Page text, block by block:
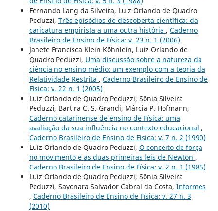
Fernando Lang da Silveira, Luiz Orlando de Quadro
Peduzzi, Três episódios de descoberta científica: da
caricatura empirista a uma outra história , Caderno
Brasileiro de Ensino de Física: v. 23 n. 1 (2006)
Janete Francisca Klein Köhnlein, Luiz Orlando de
Quadro Peduzzi, Uma discussão sobre a natureza da
ciência no ensino médio: um exemplo com a teoria da
Relatividade Restrita , Caderno Brasileiro de Ensino de
Física: v. 22 n. 1 (2005)
Luiz Orlando de Quadro Peduzzi, Sônia Silveira
Peduzzi, Bartira C. S. Grandi, Márcia P. Hofmann,
Caderno catarinense de ensino de Física: uma
avaliação da sua influência no contexto educacional ,
Caderno Brasileiro de Ensino de Física: v. 7 n. 2 (1990)
Luiz Orlando de Quadro Peduzzi, O conceito de força
no movimento e as duas primeiras leis de Newton ,
Caderno Brasileiro de Ensino de Física: v. 2 n. 1 (1985)
Luiz Orlando de Quadro Peduzzi, Sônia Silveira
Peduzzi, Sayonara Salvador Cabral da Costa, Informes
, Caderno Brasileiro de Ensino de Física: v. 27 n. 3
(2010)